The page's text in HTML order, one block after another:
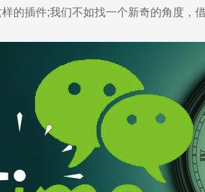
的插件;我们不如找一个新奇的角度，